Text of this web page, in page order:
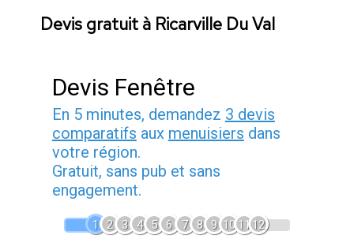
Devis gratuit à Ricarville Du Val
Devis Fenêtre
En 5 minutes, demandez 3 devis
comparatifs aux menuisiers dans
votre région.
Gratuit, sans pub et sans
engagement.
1 2 3 4 5 6 7 8 9 1011 12